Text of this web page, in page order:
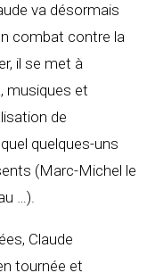
va désormais
combat contre la
il se met à
musiques et
de
quelques-uns
(Marc-Michel le
…).
Claude
tournée et